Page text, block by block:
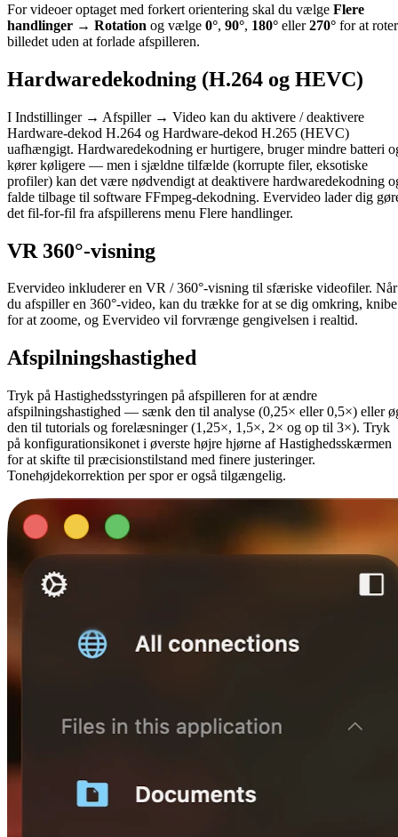
For videoer optaget med forkert orientering skal du vælge Flere
handlinger → Rotation og vælge 0°, 90°, 180° eller270° for at
billedet uden at forlade afspilleren.
Hardwaredekodning (H.264 og HEVC)
I Indstillinger → Afspiller → Video kan du aktivere / deaktivere
Hardware-dekod H.264 og Hardware-dekod H.265 (HEVC)
uafhængigt. Hardwaredekodning er hurtigere, bruger mindre batteri
kører køligere — men i sjældne tilfælde (korrupte filer, eksotiske
profiler) kan det være nødvendigt at deaktivere hardwaredekodning
falde tilbage til software FFmpeg-dekodning. Evervideo lader dig
det fil-for-fil fra afspillerens menu Flere handlinger.
VR 360°-visning
Evervideo inkluderer en VR / 360°-visning til sfæriske videofiler. Når
du afspiller en 360°-video, kan du trække for at se dig omkring, knibe
for at zoome, og Evervideo vil forvrænge gengivelsen i realtid.
Afspilningshastighed
Tryk på Hastighedsstyringen på afspilleren for at ændre
afspilningshastighed — sænk den til analyse (0,25× eller 0,5×) eller
den til tutorials og forelæsninger (1,25×, 1,5×, 2× og op til 3×). Tryk
på konfigurationsikonet i øverste højre hjørne af Hastighedsskærmen
for at skifte til præcisionstilstand med finere justeringer.
Tonehøjdekorrektion per spor er også tilgængelig.